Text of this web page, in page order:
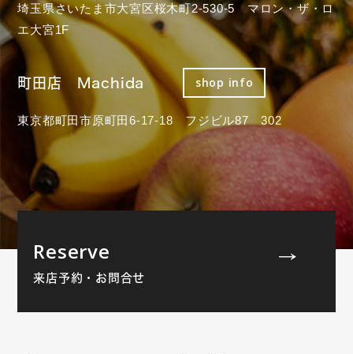
埼玉県さいたま市大宮区桜木町2-530-5 マロン・ザ・ロ
エ大宮1F
町田店 Machida shop info
東京都町田市原町田6-17-18 フジビル87 302
Reserve
来店予約・お問合せ